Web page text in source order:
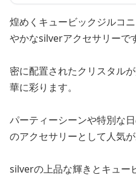
煌めくキュービックジルコ
やかなsilverアクセサリーで
密に配置されたクリスタル
華に彩ります。
パーティーシーンや特別な
のアクセサリーとして人気が
silverの上品な輝きとキュー